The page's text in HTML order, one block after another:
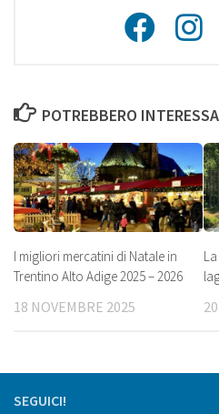
POTREBBERO
I migliori mercatini di Natale in
Trentino Alto Adige 2025 – 2026
18 NOVEMBRE 2025
SEGUICI!